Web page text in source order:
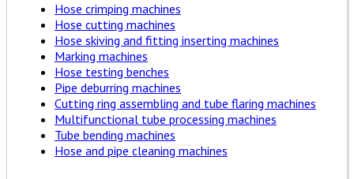
Hose crimping machines
Hose cutting machines
Hose skiving and fitting inserting machines
Marking machines
Hose testing benches
Pipe deburring machines
Cutting ring assembling and tube flaring machines
Multifunctional tube processing machines
Tube bending machines
Hose and pipe cleaning machines